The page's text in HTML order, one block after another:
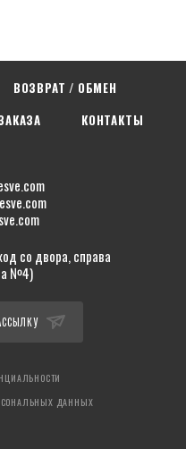
ВОЗВРАТ / ОБМЕН
КОНТАКТЫ
со двора, справа
№4)
ДАННЫХ